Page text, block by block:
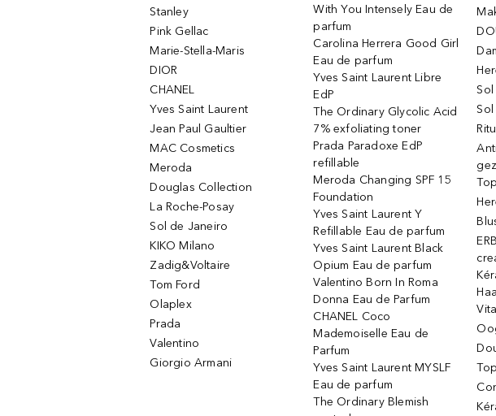
Stanley
Pink Gellac
Marie-Stella-Maris
DIOR
CHANEL
Yves Saint Laurent
Jean Paul Gaultier
MAC Cosmetics
Meroda
Douglas Collection
La Roche-Posay
Sol de Janeiro
KIKO Milano
Zadig&Voltaire
Tom Ford
Olaplex
Prada
Valentino
Giorgio Armani
With You Intensely Eau de
parfum
Carolina Herrera Good Girl
Eau de parfum
Yves Saint Laurent Libre
EdP
The Ordinary Glycolic Acid
7% exfoliating toner
Prada Paradoxe EdP
refillable
Meroda Changing SPF 15
Foundation
Yves Saint Laurent Y
Refillable Eau de parfum
Yves Saint Laurent Black
Opium Eau de parfum
Valentino Born In Roma
Donna Eau de Parfum
CHANEL Coco
Mademoiselle Eau de
Parfum
Yves Saint Laurent MYSLF
Eau de parfum
The Ordinary Blemish